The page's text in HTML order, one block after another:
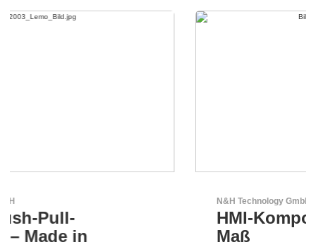
HMI-Komponenten nach
Maß